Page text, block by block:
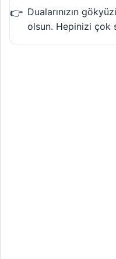
Dualarınızın
olsun. Hepinizi çok